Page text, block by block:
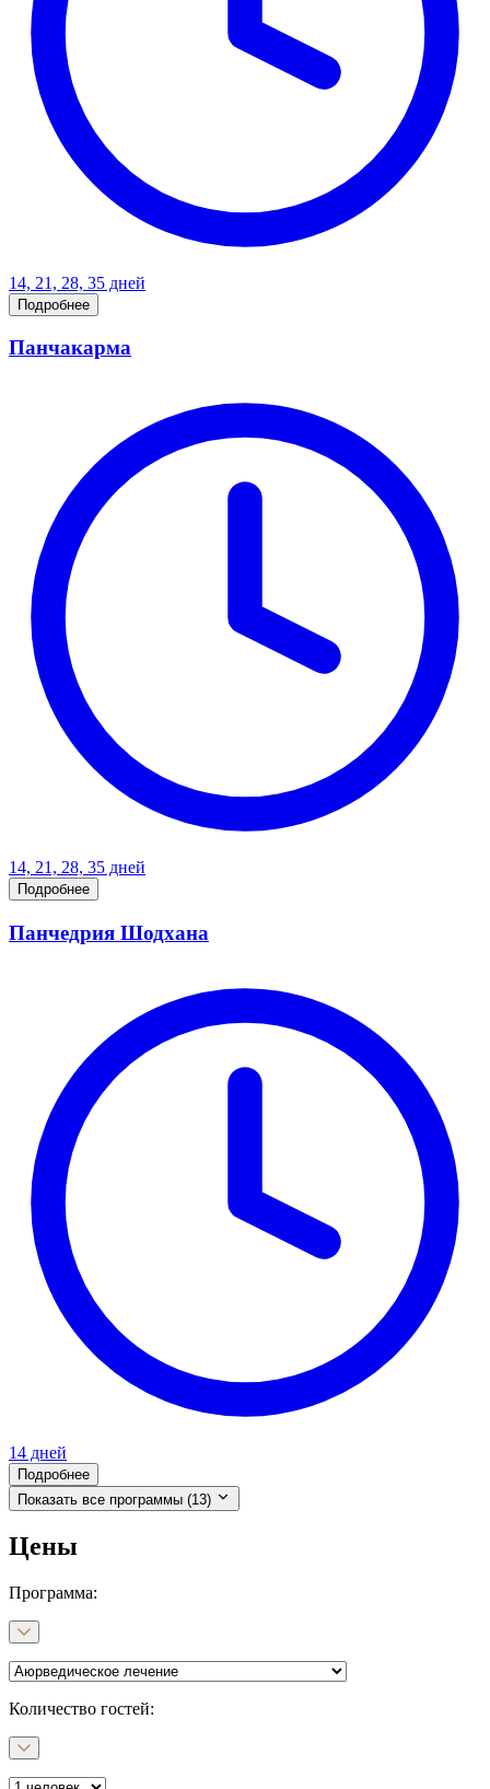
14, 21, 28, 35 дней
Подробнее
Панчакарма
14, 21, 28, 35 дней
Подробнее
Панчедрия Шодхана
14 дней
Подробнее
Показать все программы (13)
Цены
Программа:
Количество гостей: